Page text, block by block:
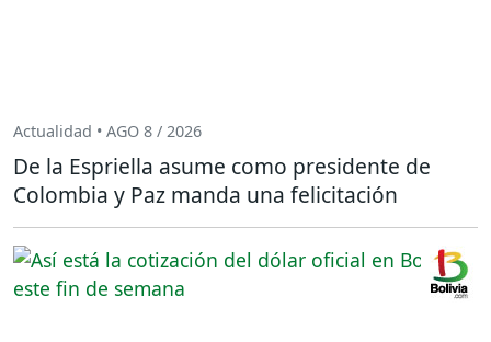
Actualidad • AGO 8 / 2026
De la Espriella asume como presidente de
Colombia y Paz manda una felicitación